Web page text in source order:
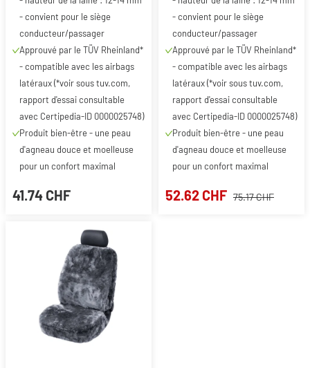
- convient pour le siège
conducteur/passager
Approuvé par le TÜV Rheinland*
- compatible avec les airbags
latéraux (*voir sous tuv.com,
rapport d'essai consultable
avec Certipedia-ID 0000025748)
Produit bien-être - une peau
d'agneau douce et moelleuse
pour un confort maximal
41.74 CHF
- convient pour le siège
conducteur/passager
Approuvé par le TÜV Rheinland*
- compatible avec les airbags
latéraux (*voir sous tuv.com,
rapport d'essai consultable
avec Certipedia-ID 0000025748)
Produit bien-être - une peau
d'agneau douce et moelleuse
pour un confort maximal
52.62 CHF 75.17 CHF